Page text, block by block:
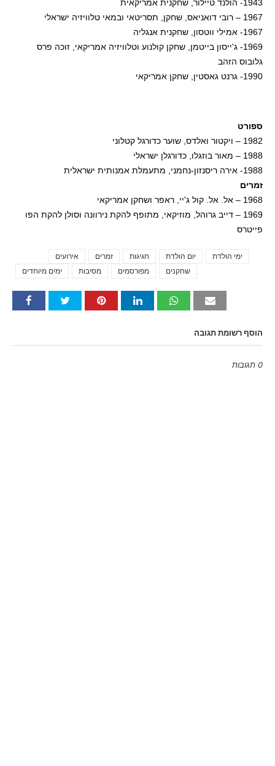
1943- הולנד טיילור, שחקנית אמריקאית
1967 – רובי דואניאס, שחקן, תסריטאי ובמאי טלוויזיה ישראלי
1967- אמילי ווטסון, שחקנית אנגליה
1969- ג'ייסון בייטמן, שחקן קולנוע וטלוויזיה אמריקאי, זוכה פרס
גלובוס הזהב
1990- גרנט גאסטין, שחקן אמריקאי
ספורט
1982 – ויקטור ואלדס, שוער כדורגל קטלוני
1988 – מאור בוזגלו, כדורגלן ישראלי
1988- אירה ריסנזון-נחמני, מתעמלת אמנותית ישראלית
זמרים
1968 – אל. אל. קול ג'יי, ראפר ושחקן אמריקאי
1969 – דייב גרוהל, מוזיקאי, מתופף להקת נירוונה וסולן להקת הפו
פייטרס
אירועים זמרים חגיגות יום הולדת
ימי הולדת
ימים מיוחדים
מסיבות מפורסמים שחקנים
הוסף רשומת תגובה
0 תגובות